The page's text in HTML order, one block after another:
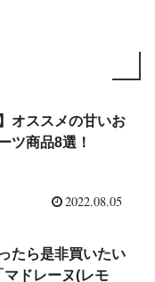
オススメの甘いお
ツ商品8選！
2022.08.05
たら是非買いたい
マドレーヌ(レモ